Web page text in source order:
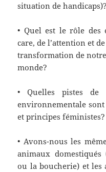
situation de handicaps)?
• Quel est le rôle des
care, de l’attention et
transformation de
monde?
• Quelles pistes de
environnementale sont
et principes féministes?
• Avons-nous les
animaux
ou la boucherie) et les